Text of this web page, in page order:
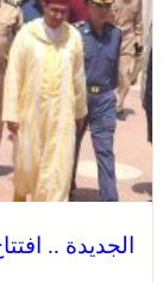
الجديدة ..